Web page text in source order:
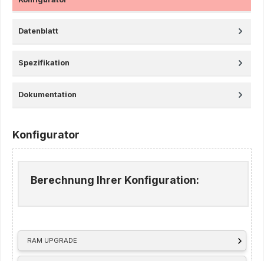
Datenblatt
Spezifikation
Dokumentation
Konfigurator
RAM UPGRADE
Berechnung Ihrer Konfiguration: